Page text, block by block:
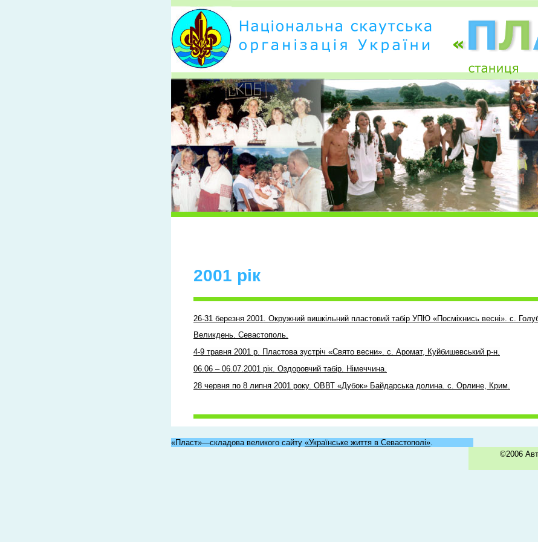
2001 рік
26-31 березня 2001. Окружний вишкільний пластовий табір УПЮ «Посміхнись весні». с.
Великдень. Севастополь.
4-9 травня 2001 р. Пластова зустріч «Свято весни». с. Аромат, Куйбишевський р-н.
06.06 – 06.07.2001 рік. Оздоровчий табір. Німеччина.
28 червня по 8 липня 2001 року. ОВВТ «Дубок» Байдарська долина. с. Орлине, Крим.
«Пласт»—складова великого сайту «Українське життя в Севастополі».
©2006